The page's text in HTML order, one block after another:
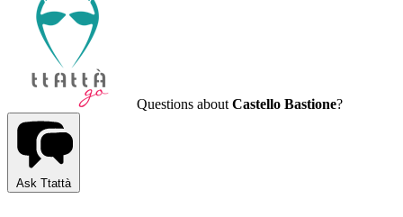
Questions about Castello Bastione?
Ask Ttattà